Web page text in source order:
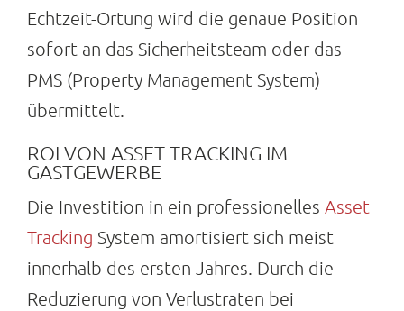
Echtzeit-Ortung wird die genaue Position
sofort an das Sicherheitsteam oder das
PMS (Property Management System)
übermittelt.
ROI VON ASSET TRACKING IM
GASTGEWERBE
Die Investition in ein professionelles Asset
Tracking System amortisiert sich meist
innerhalb des ersten Jahres. Durch die
Reduzierung von Verlustraten bei